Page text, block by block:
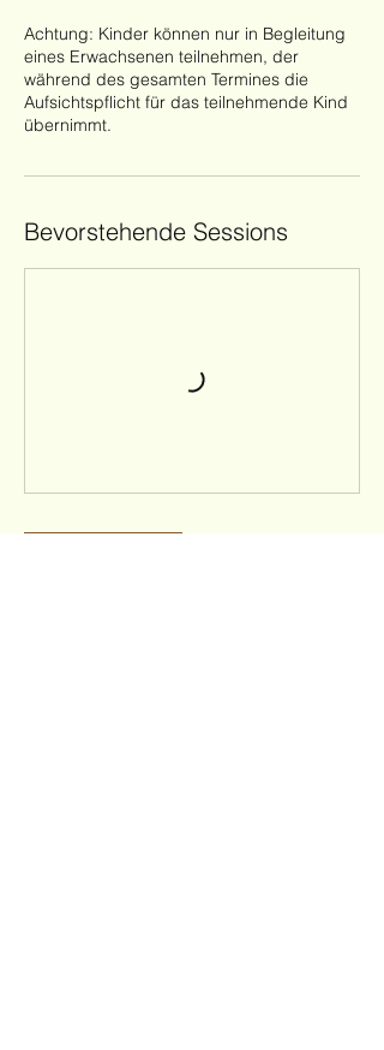
Achtung: Kinder können nur in Begleitung
eines Erwachsenen teilnehmen, der
während des gesamten Termines die
Aufsichtspflicht für das teilnehmende Kind
übernimmt.
Bevorstehende Sessions